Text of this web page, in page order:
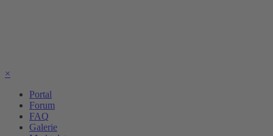
×
Portal
Forum
FAQ
Galerie